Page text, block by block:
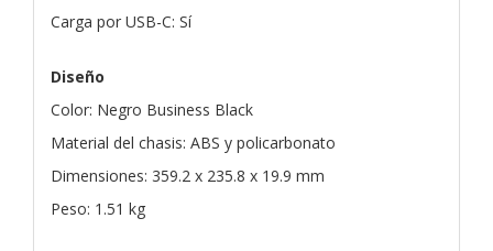
Carga por USB-C: Sí
Diseño
Color: Negro Business Black
Material del chasis: ABS y policarbonato
Dimensiones: 359.2 x 235.8 x 19.9 mm
Peso: 1.51 kg